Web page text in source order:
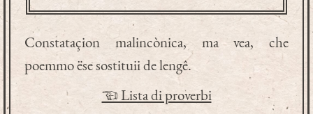
Constataçion malincònica, ma vea, che
poemmo ëse sostituii de lengê.
☜ Lista di proverbi